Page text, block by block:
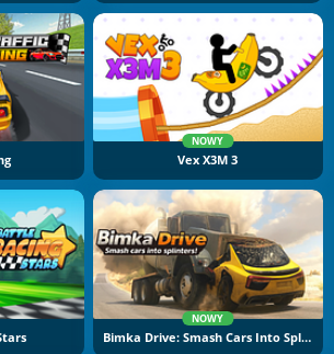
NOWY
Vex X3M 3
NOWY
Bimka Drive: Smash Cars Into Splinters